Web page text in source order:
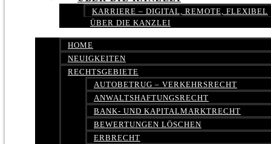
KARRIERE – DIGITAL, REMOTE, FLEXIBEL
ÜBER DIE KANZLEI
HOME
NEUIGKEITEN
RECHTSGEBIETE
AUTOBETRUG – VERKEHRSRECHT
ANWALTSHAFTUNGSRECHT
BANK- UND KAPITALMARKTRECHT
BEWERTUNGEN LÖSCHEN
ERBRECHT